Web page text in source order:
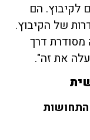
לקיבוץ. הם
של הקיבוץ.
מסודרת דרך
את זה".